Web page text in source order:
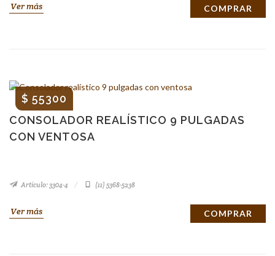
Ver más COMPRAR
CONSOLADOR REALÍSTICO 9 PULGADAS
CON VENTOSA
$ 55300
Artículo: 3304-4 (11) 5368-5238
Ver más COMPRAR